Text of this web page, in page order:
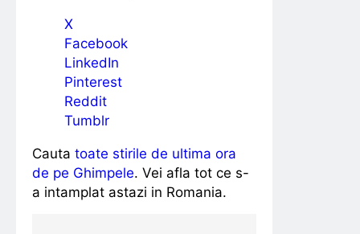
X
Facebook
LinkedIn
Pinterest
Reddit
Tumblr
Cauta toate stirile de ultima ora
de pe Ghimpele. Vei afla tot ce s-
a intamplat astazi in Romania.